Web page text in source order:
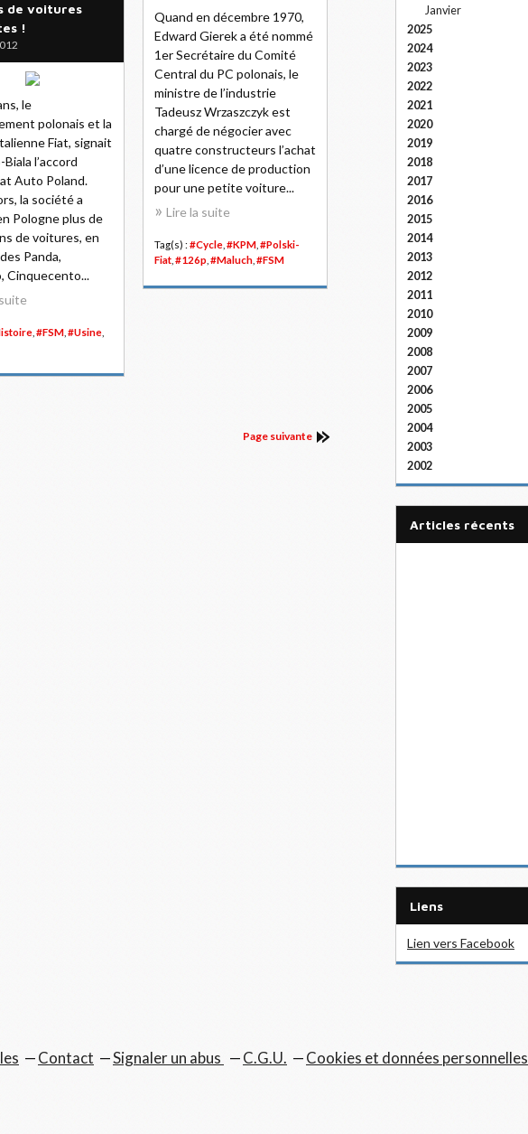
Quand en décembre 1970,
Edward Gierek a été nommé
1er Secrétaire du Comité
Central du PC polonais, le
ministre de l’industrie
Tadeusz Wrzaszczyk est
chargé de négocier avec
quatre constructeurs l’achat
d’une licence de production
pour une petite voiture...
Lire la suite
Tag(s) : #Cycle #KPM #Polski-
Fiat #126p #Maluch #FSM
de voitures
!
le
polonais et la
Fiat, signait
l’accord
Auto Poland.
la société a
Pologne plus de
de voitures, en
Panda,
Cinquecento...
#FSM #Usine
Page suivante
Janvier
2025
2024
2023
2022
2021
2020
2019
2018
2017
2016
2015
2014
2013
2012
2011
2010
2009
2008
2007
2006
2005
2004
2003
2002
articles récents
Liens
Lien vers Facebook
Contact Signaler un abus C.G.U. Cookies et données personnelles